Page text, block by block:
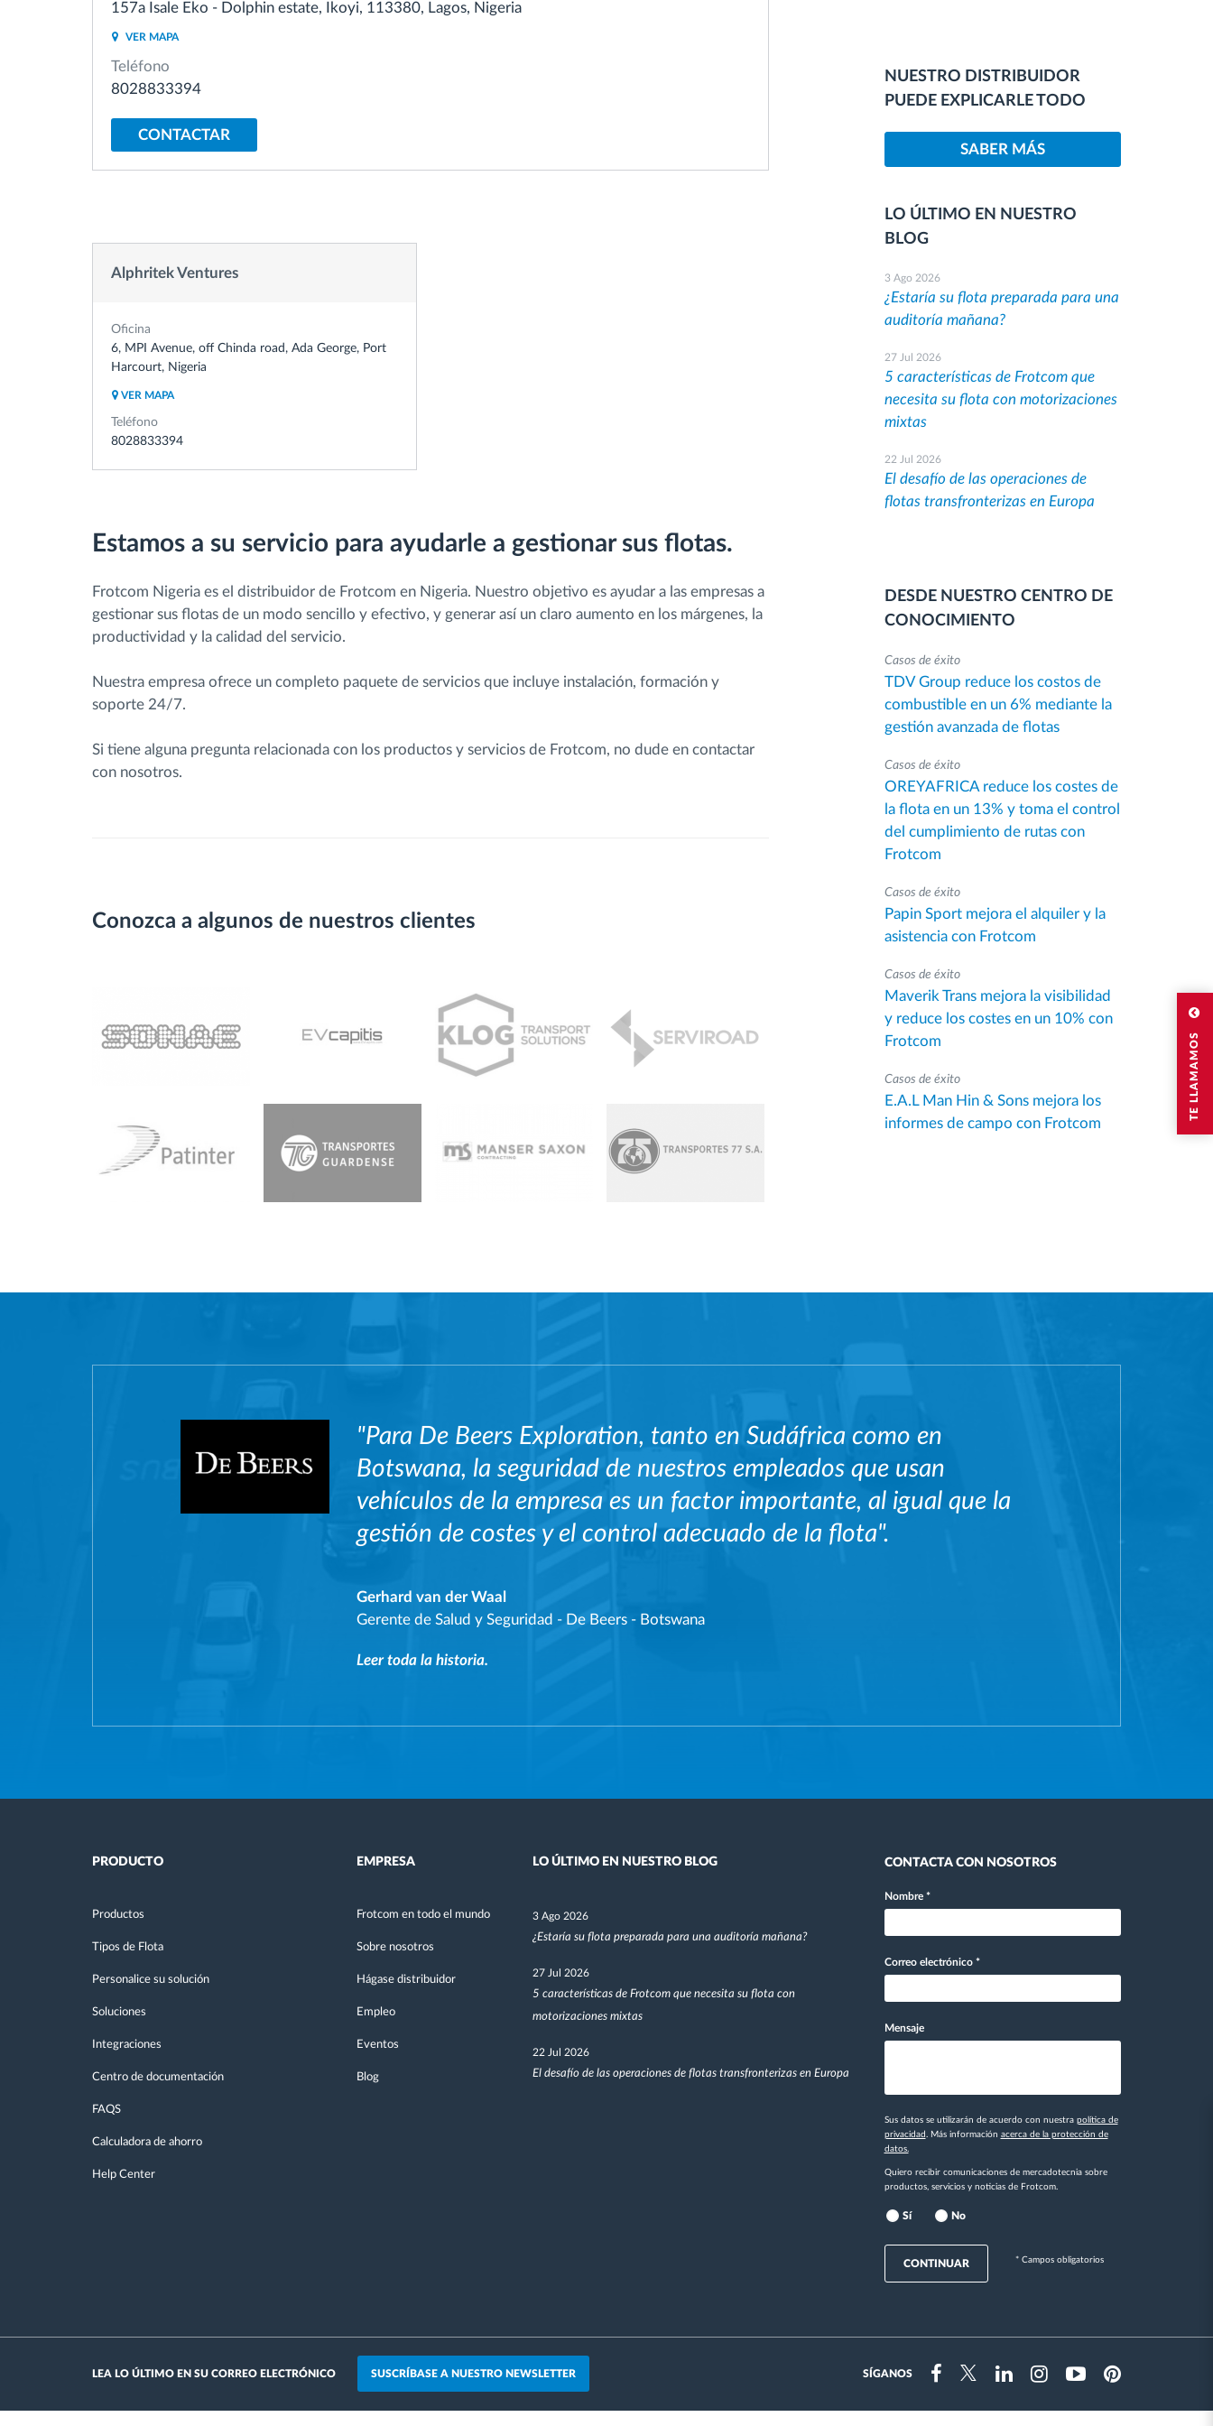
TE LLAMAMOS
Control de acceso
Gestión de combustible
Planificación y seguimiento de rutas
Descubrir todas las características
157a Isale Eko - Dolphin estate, Ikoyi, 113380, Lagos, Nigeria
VER MAPA
Teléfono
8028833394
CONTACTAR
Alphritek Ventures
Oficina
6, MPI Avenue, off Chinda road, Ada George, Port
Harcourt, Nigeria
VER MAPA
Teléfono
8028833394
Estamos a su servicio para ayudarle a gestionar sus flotas.
Frotcom Nigeria es el distribuidor de Frotcom en Nigeria. Nuestro objetivo es ayudar a las empresas a
gestionar sus flotas de un modo sencillo y efectivo, y generar así un claro aumento en los márgenes, la
productividad y la calidad del servicio.
Nuestra empresa ofrece un completo paquete de servicios que incluye instalación, formación y
soporte 24/7.
Si tiene alguna pregunta relacionada con los productos y servicios de Frotcom, no dude en contactar
con nosotros.
Conozca a algunos de nuestros clientes
NUESTRO DISTRIBUIDOR
PUEDE EXPLICARLE TODO
SABER MÁS
LO ÚLTIMO EN NUESTRO
BLOG
3 Ago 2026
¿Estaría su flota preparada para una
auditoría mañana?
27 Jul 2026
5 características de Frotcom que
necesita su flota con motorizaciones
mixtas
22 Jul 2026
El desafío de las operaciones de
flotas transfronterizas en Europa
DESDE NUESTRO CENTRO DE
CONOCIMIENTO
Casos de éxito
TDV Group reduce los costos de
combustible en un 6% mediante la
gestión avanzada de flotas
Casos de éxito
OREYAFRICA reduce los costes de
la flota en un 13% y toma el control
del cumplimiento de rutas con
Frotcom
Casos de éxito
Papin Sport mejora el alquiler y la
asistencia con Frotcom
Casos de éxito
Maverik Trans mejora la visibilidad
y reduce los costes en un 10% con
Frotcom
Casos de éxito
E.A.L Man Hin & Sons mejora los
informes de campo con Frotcom
"Para De Beers Exploration, tanto en Sudáfrica como en
Botswana, la seguridad de nuestros empleados que usan
vehículos de la empresa es un factor importante, al igual que la
gestión de costes y el control adecuado de la flota".
Gerhard van der Waal
Gerente de Salud y Seguridad - De Beers - Botswana
Leer toda la historia.
PRODUCTO
Productos
Tipos de Flota
Personalice su solución
Soluciones
Integraciones
Centro de documentación
FAQS
Calculadora de ahorro
Help Center
EMPRESA
Frotcom en todo el mundo
Sobre nosotros
Hágase distribuidor
Empleo
Eventos
Blog
LO ÚLTIMO EN NUESTRO BLOG
3 Ago 2026
¿Estaría su flota preparada para una auditoría mañana?
27 Jul 2026
5 características de Frotcom que necesita su flota con
motorizaciones mixtas
22 Jul 2026
El desafío de las operaciones de flotas transfronterizas en Europa
CONTACTA CON NOSOTROS
Nombre *
Correo electrónico *
Mensaje
Sus datos se utilizarán de acuerdo con nuestra política de
privacidad . Más información acerca de la protección de
datos.
Quiero recibir comunicaciones de mercadotecnia sobre
productos, servicios y noticias de Frotcom.
Sí No
CONTINUAR * Campos obligatorios
LEA LO ÚLTIMO EN SU CORREO ELECTRÓNICO SUSCRÍBASE A NUESTRO NEWSLETTER SÍGANOS
FacebookTwitterLinkedinInstragramYoutubePinterest